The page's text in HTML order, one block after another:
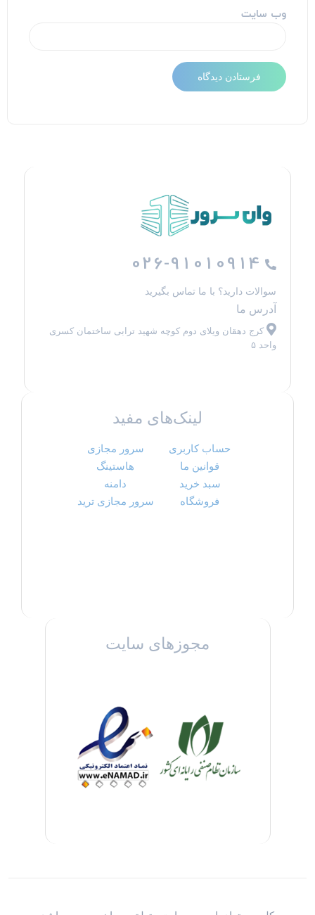
وب‌ سایت
026-91010914
سوالات دارید؟ با ما تماس بگیرید
آدرس ما
کرج دهقان ویلای دوم کوچه شهید ترابی ساختمان کسری
واحد ۵
لینک‌های مفید
حساب کاربری
قوانین ما
سبد خرید
فروشگاه
سرور مجازی
هاستینگ
دامنه
سرور مجازی ترید
مجوزهای سایت